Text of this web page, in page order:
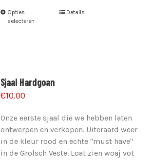
Opties
selecteren
Details
Sjaal Hardgoan
€10.00
Onze eerste sjaal die we hebben laten
ontwerpen en verkopen. Uiteraard weer
in de kleur rood en echte "must have"
in de Grolsch Veste. Loat zien woaj vot